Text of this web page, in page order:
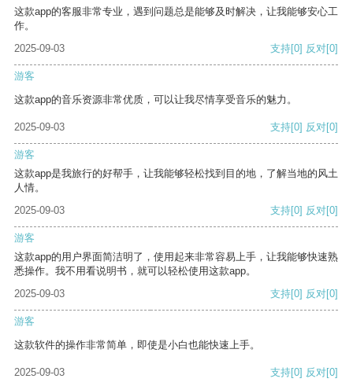
这款app的客服非常专业，遇到问题总是能够及时解决，让我能够安心工
作。
2025-09-03
支持[0] 反对[0]
游客
这款app的音乐资源非常优质，可以让我尽情享受音乐的魅力。
2025-09-03 支持[0] 反对[0]
游客
这款app是我旅行的好帮手，让我能够轻松找到目的地，了解当地的风土
人情。
2025-09-03
支持[0] 反对[0]
游客
这款app的用户界面简洁明了，使用起来非常容易上手，让我能够快速熟
悉操作。我不用看说明书，就可以轻松使用这款app。
2025-09-03
支持[0] 反对[0]
游客
这款软件的操作非常简单，即使是小白也能快速上手。
2025-09-03 支持[0] 反对[0]